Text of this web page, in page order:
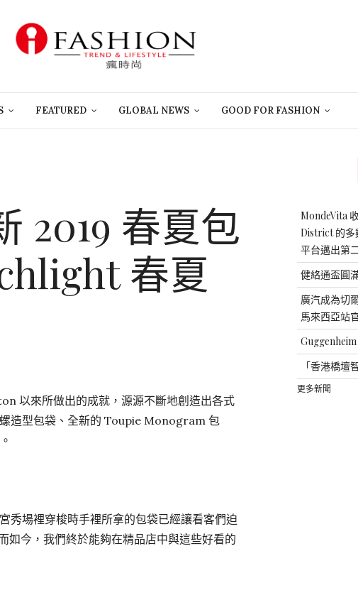
FEATURED GLOBAL NEWS GOOD FOR FASHION
2019 春夏包
春夏
以來所做出的成就，源源不斷地創造出各式
造型包袋、全新的 Toupie Monogram 包
秀場裡穿梭時手裡所拿的包袋已經讓看客們迫
如今，我們終於能夠在精品店中與這些好看的
MondeVita
District 的多
平台邁出第
健絡通盃圓
廣汽成為切
馬來西亞站
「香港橋壇
更多新聞